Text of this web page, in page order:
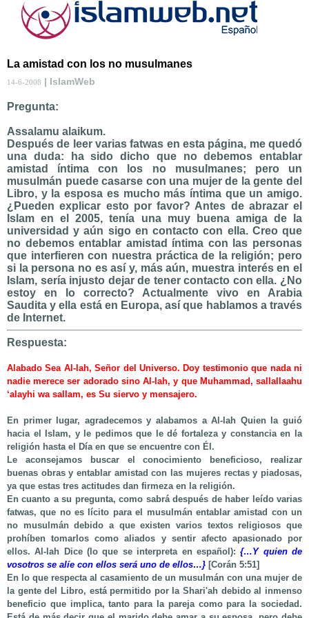
La amistad con los no musulmanes
14-6-2008 | IslamWeb
Pregunta:
Assalamu alaikum.
Después de leer varias fatwas en esta página, me quedó
una duda: ha sido dicho que no debemos entablar
amistad íntima con los no musulmanes; pero un
musulmán puede casarse con una mujer de la gente del
Libro, y la esposa es mucho más íntima que un amigo.
¿Pueden explicar esto por favor? Antes de abrazar el
Islam en el 2005, tenía una muy buena amiga de la
universidad y aún sigo en contacto con ella. Creo que
no debemos entablar amistad íntima con las personas
que interfieren con nuestra práctica de la religión; pero
si la persona no es así y, más aún, muestra interés en el
Islam, sería injusto dejar de tener contacto con ella. ¿No
estoy en lo correcto? Actualmente vivo en Arabia
Saudita y ella está en Europa, así que hablamos a través
de Internet.
Respuesta:
Alabado Sea Al-lah, Señor del Universo. Doy testimonio que nada ni
nadie merece ser adorado sino Al-lah, y que Muhammad, sallallaahu
‘alayhi wa sallam, es Su siervo y mensajero.
En primer lugar, agradecemos y alabamos a Al-lah Quien la guió
hacia el Islam, y le pedimos que le dé fortaleza y constancia en la
religión hasta el Día en que se encuentre con Él.
Le aconsejamos buscar el conocimiento beneficioso, realizar
buenas obras y entablar amistad con las mujeres rectas y piadosas,
ya que estas tres actitudes dan firmeza en la religión.
En cuanto a su pregunta, como sabrá después de haber leído varias
fatwas, que no es lícito para el musulmán entablar amistad con un
no musulmán debido a que existen varios textos religiosos que
prohíben tomarlos como aliados y sentir afecto apasionado por
ellos. Al-lah Dice (lo que se interpreta en español):{…Y quien de
vosotros se alíe con ellos será uno de ellos…} [Corán 5:51]
En lo que respecta al casamiento de un musulmán con una mujer de
la gente del Libro, está permitido por la Shari'ah debido al inmenso
beneficio que implica, tanto para la pareja como para la sociedad.